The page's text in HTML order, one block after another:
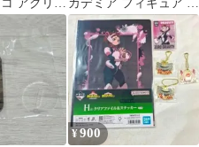
アクリル
セット
カデミア フィギュア ミ
ルコ トガヒミコ 2種 4
個セット LF8068 f101
¥900